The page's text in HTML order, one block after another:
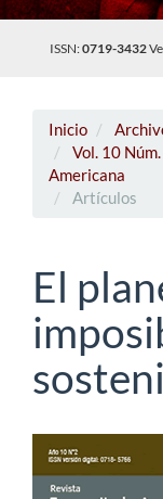
ISSN:0719-3432
Inicio
Vol. 10
Americana
Artículos
El
Barra
lateral